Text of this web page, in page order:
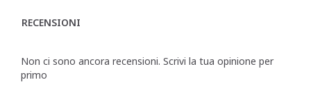
RECENSIONI
Non ci sono ancora recensioni. Scrivi la tua opinione per
primo